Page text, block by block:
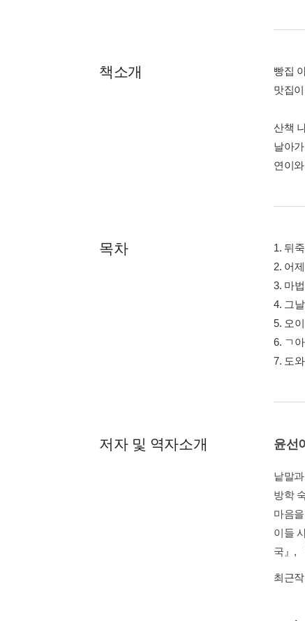
책소개
빵집
맛집
산책
날아
연이
목차
1. 뒤
2. 어
3. 마
4. 그
5. 오
6. ㄱ
7. 도
저자 및 역자소개 윤선
낱말
방학
마음
이들
국』,
최근